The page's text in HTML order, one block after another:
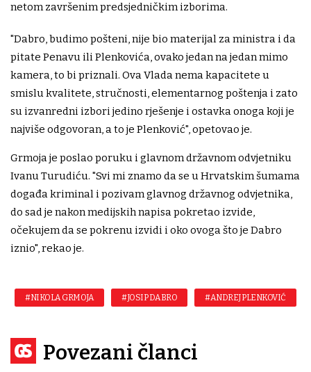
netom završenim predsjedničkim izborima.
"Dabro, budimo pošteni, nije bio materijal za ministra i da
pitate Penavu ili Plenkovića, ovako jedan na jedan mimo
kamera, to bi priznali. Ova Vlada nema kapacitete u
smislu kvalitete, stručnosti, elementarnog poštenja i zato
su izvanredni izbori jedino rješenje i ostavka onoga koji je
najviše odgovoran, a to je Plenković", opetovao je.
Grmoja je poslao poruku i glavnom državnom odvjetniku
Ivanu Turudiću. "Svi mi znamo da se u Hrvatskim šumama
događa kriminal i pozivam glavnog državnog odvjetnika,
do sad je nakon medijskih napisa pokretao izvide,
očekujem da se pokrenu izvidi i oko ovoga što je Dabro
iznio", rekao je.
#NIKOLA GRMOJA #JOSIP DABRO #ANDREJ PLENKOVIĆ
Povezani članci